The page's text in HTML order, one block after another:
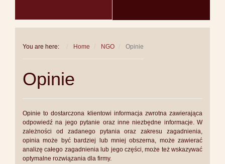
You are here: Home NGO Opinie
Opinie
Opinie to dostarczona klientowi informacja zwrotna zawierająca
odpowiedź na jego pytanie oraz inne niezbędne informacje. W
zależności od zadanego pytania oraz zakresu zagadnienia,
opinia może być bardziej lub mniej obszerna, może zawierać
analizę całego zagadnienia lub jego części, może też wskazywać
optymalne rozwiązania dla firmy.